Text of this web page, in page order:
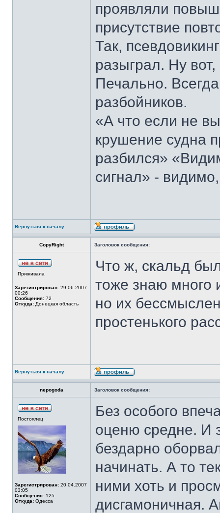
проявляли
присутствие
Так,
разыграл. Ну
Печально.
разбойников.
«А что если не
крушение судна
разбился»
сигнал» -
Вернуться к началу
CopyRight Заголовок сообщения:
Приживала
Зарегистрирован: 29.06.2007
00:26
Сообщения: 72
Откуда: Донецкая область
Что ж, скальд
тоже знаю много
но их
простенького
Вернуться к началу
nepogoda Заголовок сообщения:
Постоялец
Зарегистрирован: 20.04.2007
03:05
Сообщения: 125
Откуда: Одесса
Без особого
оценю средне. И
бездарно
начинать. А то
ними хоть и
дисгамоничная.